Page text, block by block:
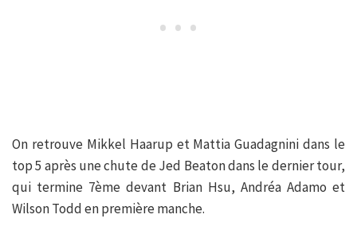
On retrouve Mikkel Haarup et Mattia Guadagnini dans le
top 5 après une chute de Jed Beaton dans le dernier tour,
qui termine 7ème devant Brian Hsu, Andréa Adamo et
Wilson Todd en première manche.